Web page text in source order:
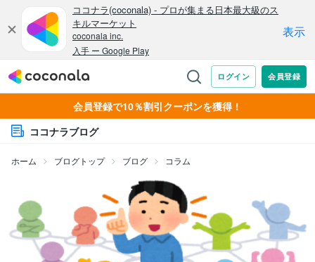
会員登録で10％割引クーポンを獲得！
ココナラブログ
ホーム ブログトップ ブログ コラム